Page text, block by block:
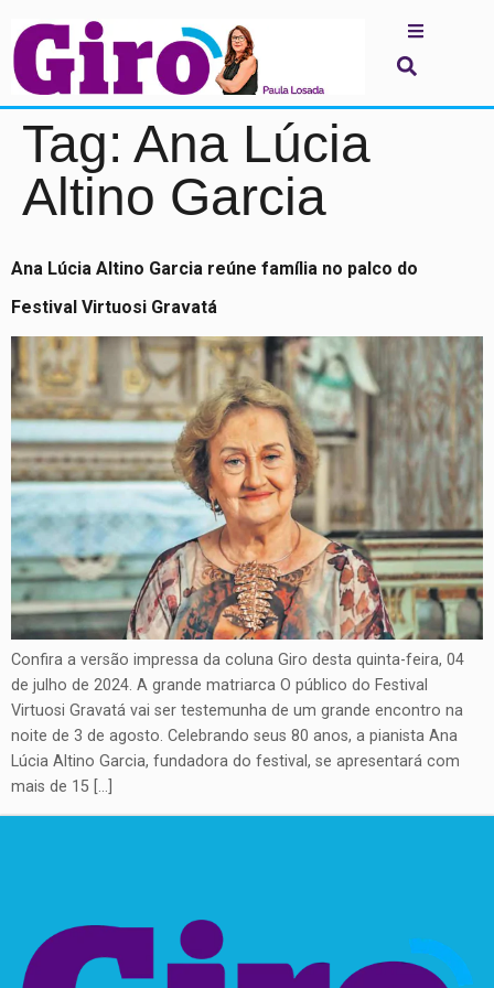
Tag: Ana Lúcia
Altino Garcia
Ana Lúcia Altino Garcia reúne família no palco do
Festival Virtuosi Gravatá
Confira a versão impressa da coluna Giro desta quinta-feira, 04
de julho de 2024. A grande matriarca O público do Festival
Virtuosi Gravatá vai ser testemunha de um grande encontro na
noite de 3 de agosto. Celebrando seus 80 anos, a pianista Ana
Lúcia Altino Garcia, fundadora do festival, se apresentará com
mais de 15 […]